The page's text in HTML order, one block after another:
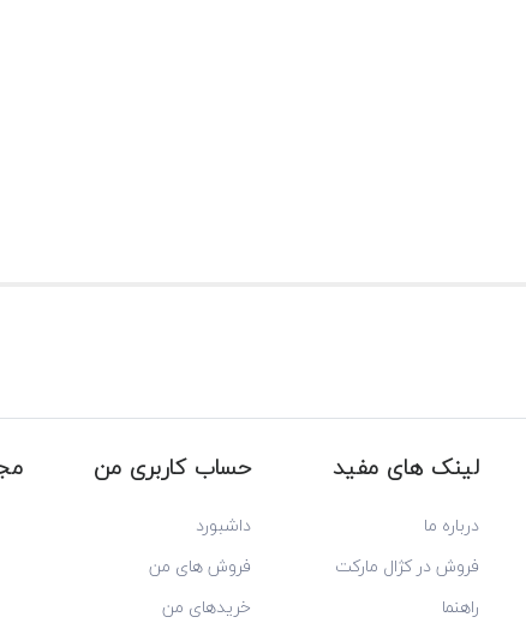
لینک های مفید
درباره ما
فروش در کژال مارکت
راهنما
حساب کاربری من
داشبورد
فروش های من
خریدهای من